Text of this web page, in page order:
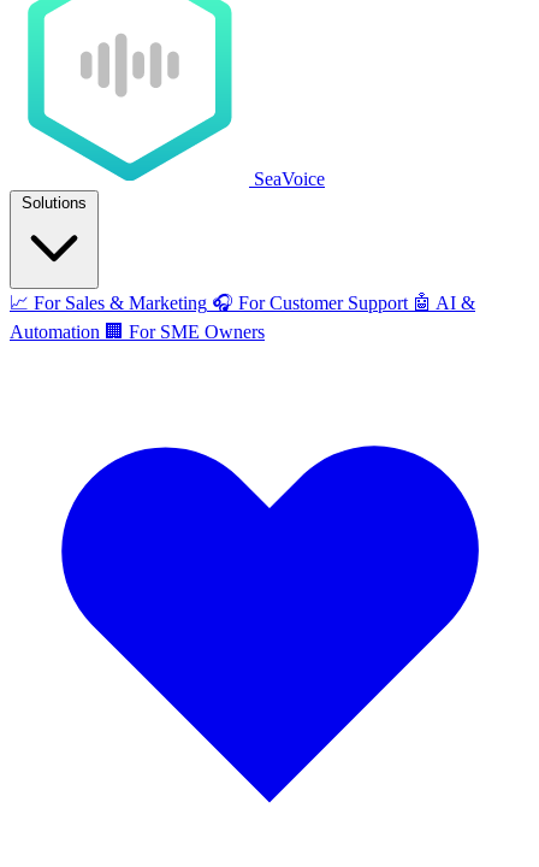
SeaVoice
Solutions
📈 For Sales & Marketing 🎧 For Customer Support 🤖 AI &
Automation 🏢 For SME Owners